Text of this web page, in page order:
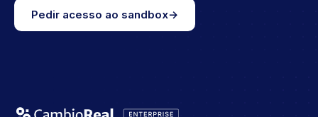
Pedir acesso ao sandbox→